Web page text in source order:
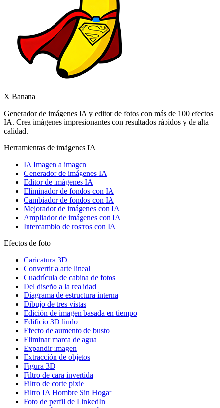
X Banana
Generador de imágenes IA y editor de fotos con más de 100 efectos
IA. Crea imágenes impresionantes con resultados rápidos y de alta
calidad.
Herramientas de imágenes IA
IA Imagen a imagen
Generador de imágenes IA
Editor de imágenes IA
Eliminador de fondos con IA
Cambiador de fondos con IA
Mejorador de imágenes con IA
Ampliador de imágenes con IA
Intercambio de rostros con IA
Efectos de foto
Caricatura 3D
Convertir a arte lineal
Cuadrícula de cabina de fotos
Del diseño a la realidad
Diagrama de estructura interna
Dibujo de tres vistas
Edición de imagen basada en tiempo
Edificio 3D lindo
Efecto de aumento de busto
Eliminar marca de agua
Expandir imagen
Extracción de objetos
Figura 3D
Filtro de cara invertida
Filtro de corte pixie
Filtro IA Hombre Sin Hogar
Foto de perfil de LinkedIn